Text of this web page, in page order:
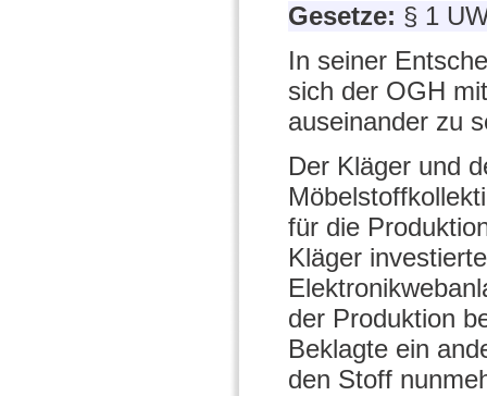
Gesetze: § 1
In seiner
sich der OGH
auseinander zu
Der Kläger und
für die
Kläger
der Produktion
Beklagte ein
den Stoff